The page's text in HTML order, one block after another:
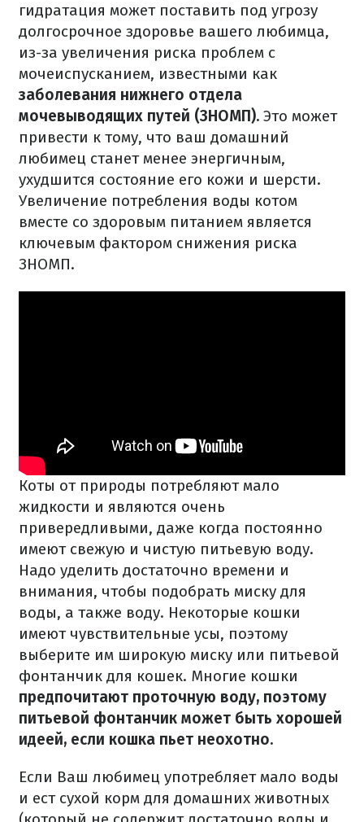
гидратация может поставить под угрозу
долгосрочное здоровье вашего любимца,
из-за увеличения риска проблем с
мочеиспусканием, известными как
заболевания нижнего отдела
мочевыводящих путей (ЗНОМП). Это может
привести к тому, что ваш домашний
любимец станет менее энергичным,
ухудшится состояние его кожи и шерсти.
Увеличение потребления воды котом
вместе со здоровым питанием является
ключевым фактором снижения риска
ЗНОМП.
Коты от природы потребляют мало
жидкости и являются очень
привередливыми, даже когда постоянно
имеют свежую и чистую питьевую воду.
Надо уделить достаточно времени и
внимания, чтобы подобрать миску для
воды, а также воду. Некоторые кошки
имеют чувствительные усы, поэтому
выберите им широкую миску или питьевой
фонтанчик для кошек. Многие кошки
предпочитают проточную воду, поэтому
питьевой фонтанчик может быть хорошей
идеей, если кошка пьет неохотно.
Если Ваш любимец употребляет мало воды
и ест сухой корм для домашних животных